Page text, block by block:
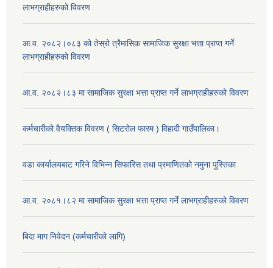
लाभग्राहीहरुको विवरण
आ.व. २०८२।०८३ को तेस्रो त्रैमासिक सामाजिक सुरक्षा भत्ता प्राप्त गर्ने
लाभग्राहीहरुको विवरण
आ.व. २०८२।८३ मा सामाजिक सुरक्षा भत्ता प्राप्त गर्ने लाभग्राहीहरुको विवरण
कर्मचारीको वैयक्तिक विवरण ( सिटरोल फारम ) विहादी गाउँपालिका।
वडा कार्यालयबाट गरिने विभिन्न सिफारिस तथा प्रमाणितको नमुना पुस्तिका
आ.व. २०८१।८२ मा सामाजिक सुरक्षा भत्ता प्राप्त गर्ने लाभग्राहीहरुको विवरण
बिदा माग निवेदन (कर्मचारीको लागि)